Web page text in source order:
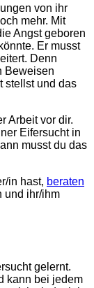
von ihr
mehr. Mit
Angst geboren
Er musst
Denn
Beweisen
stellst und das
Arbeit vor dir.
Eifersucht in
musst du das
in hast, beraten
und ihr/ihm
gelernt.
kann bei jedem